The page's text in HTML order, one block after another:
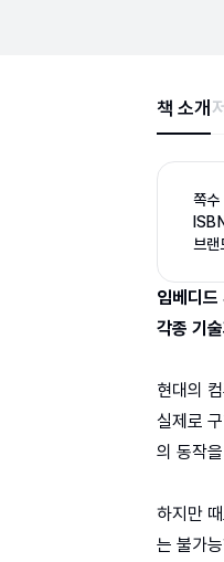
책 소개
쪽수
ISBN
브랜
임베디
각종 기
현대의
실제로
의 동작
하지만
는 불가